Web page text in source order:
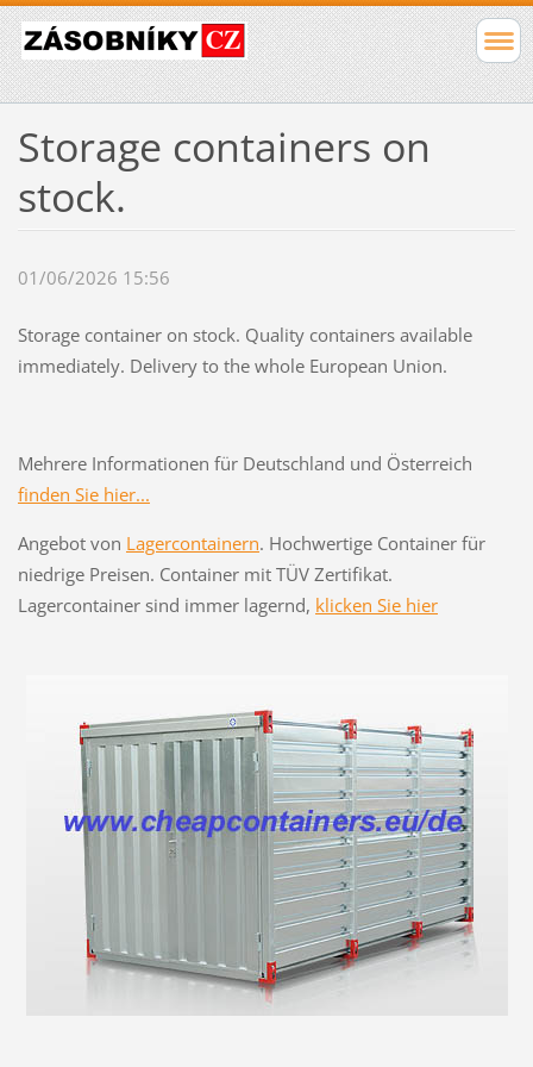
Storage containers on
stock.
01/06/2026 15:56
Storage container on stock. Quality containers available
immediately. Delivery to the whole European Union.
Mehrere Informationen für Deutschland und Österreich
finden Sie hier...
Angebot von Lagercontainern. Hochwertige Container für
niedrige Preisen. Container mit TÜV Zertifikat.
Lagercontainer sind immer lagernd, klicken Sie hier